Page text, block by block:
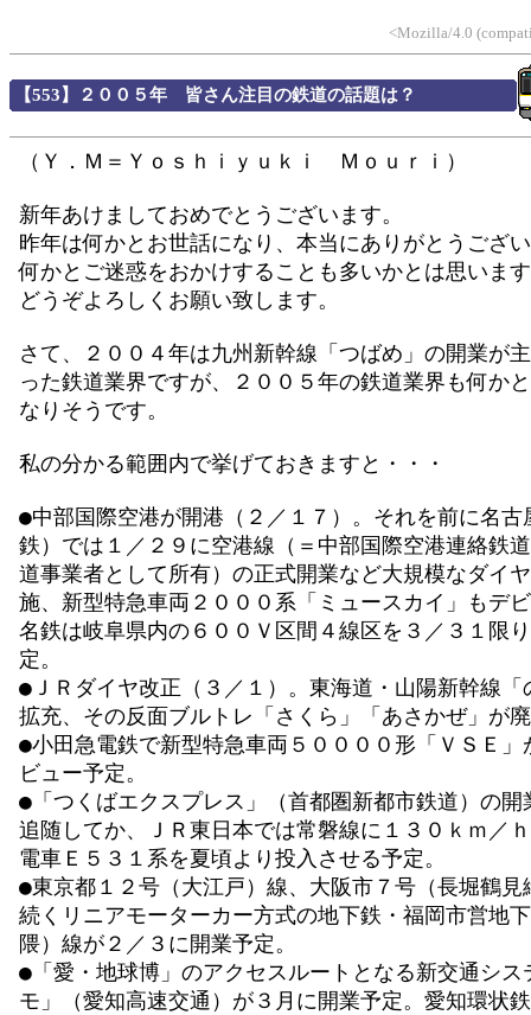
<Mozilla/4.0
【553】２００５年 皆さん注目の鉄道の話題は？
（Ｙ．Ｍ＝Ｙｏｓｈｉｙｕｋｉ Ｍｏｕｒｉ）
新年あけましておめでとうございます。
昨年は何かとお世話になり、本当にありがとうござ
何かとご迷惑をおかけすることも多いかとは思いま
どうぞよろしくお願い致します。
さて、２００４年は九州新幹線「つばめ」の開業が
った鉄道業界ですが、２００５年の鉄道業界も何か
なりそうです。
私の分かる範囲内で挙げておきますと・・・
●中部国際空港が開港（２／１７）。それを前に名古
鉄）では１／２９に空港線（＝中部国際空港連絡鉄
道事業者として所有）の正式開業など大規模なダイ
施、新型特急車両２０００系「ミュースカイ」もデ
名鉄は岐阜県内の６００Ｖ区間４線区を３／３１限
定。
●ＪＲダイヤ改正（３／１）。東海道・山陽新幹線「
拡充、その反面ブルトレ「さくら」「あさかぜ」が
●小田急電鉄で新型特急車両５００００形「ＶＳＥ」
ビュー予定。
●「つくばエクスプレス」（首都圏新都市鉄道）の開
追随してか、ＪＲ東日本では常磐線に１３０ｋｍ／
電車Ｅ５３１系を夏頃より投入させる予定。
●東京都１２号（大江戸）線、大阪市７号（長堀鶴見
続くリニアモーターカー方式の地下鉄・福岡市営地
隈）線が２／３に開業予定。
●「愛・地球博」のアクセスルートとなる新交通シス
モ」（愛知高速交通）が３月に開業予定。愛知環状